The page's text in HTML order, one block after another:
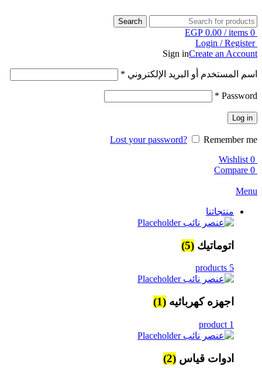
Search
0
items
/
EGP 0.00
Login / Register
Sign inCreate an Account
اسم المستخدم أو البريد الإلكتروني *
Password
*
Log in
Lost your password?
Remember me
0
Wishlist
0
Compare
Menu
منتجاتنا
اتوماتيك (5)
5 products
اجهزه كهربائيه (1)
1 product
ادوات قياس (2)